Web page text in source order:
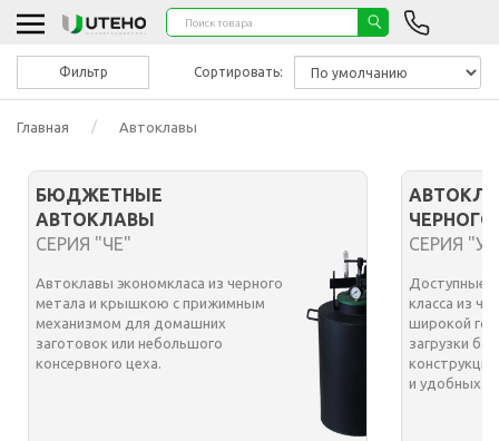
Главная Автоклавы
БЮДЖЕТНЫЕ
АВТОКЛАВЫ
СЕРИЯ "ЧЕ"
Автоклавы экономкласа из черного
метала и крышкою с прижимным
механизмом для домашних
заготовок или небольшого
консервного цеха.
СЕРИЯ
Доступные
класса из
широкой
загрузки
и удобных
Фильтр Сортировать: